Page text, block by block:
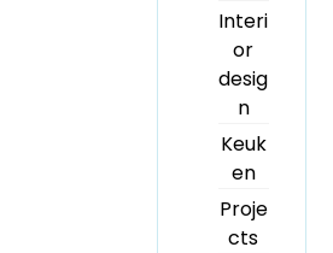
Interi
or
desig
n
Keuk
en
Proje
cts